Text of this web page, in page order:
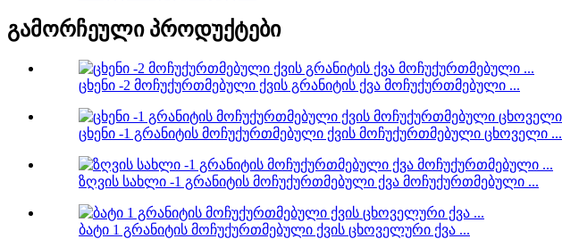
გამორჩეული პროდუქტები
ცხენი -2 მოჩუქურთმებული ქვის გრანიტის ქვა მოჩუქურთმებული ...
ცხენი -1 გრანიტის მოჩუქურთმებული ქვის მოჩუქურთმებული ცხოველი ...
ზღვის სახლი -1 გრანიტის მოჩუქურთმებული ქვა მოჩუქურთმებული ...
ბატი 1 გრანიტის მოჩუქურთმებული ქვის ცხოველური ქვა ...